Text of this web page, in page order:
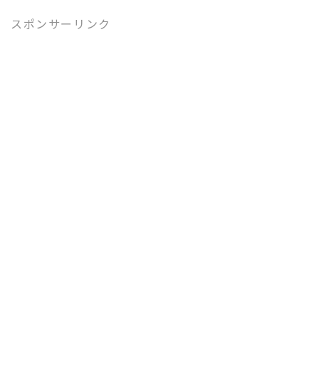
スポンサーリンク